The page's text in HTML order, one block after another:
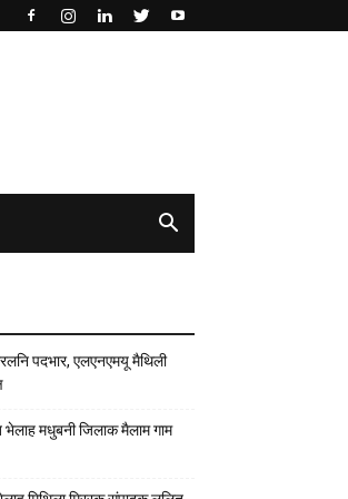
पदभार, एलएनएमयू मैथिली
मधुबनी जिलाक मैलाम गाम